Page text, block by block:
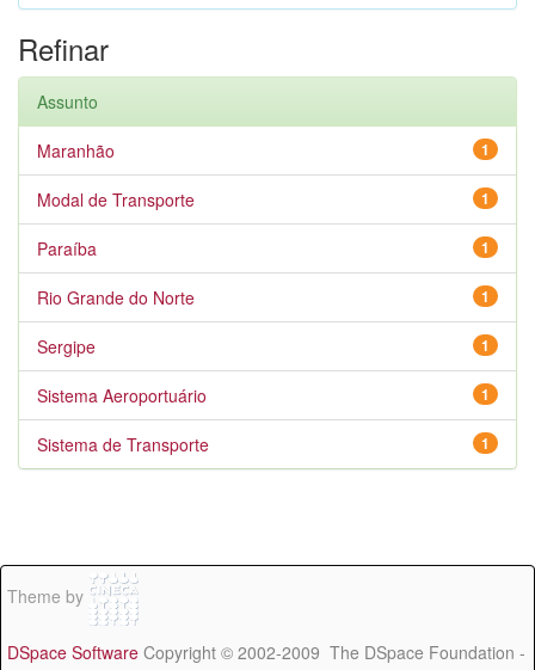
Refinar
Assunto
1
Maranhão
1
Modal de Transporte
1
Paraíba
1
Rio Grande do Norte
1
Sergipe
1
Sistema Aeroportuário
1
Sistema de Transporte
Theme by
DSpace Software Copyright © 2002-2009 The DSpace Foundation -